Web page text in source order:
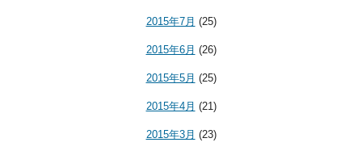
2015年7月 (25)
2015年6月 (26)
2015年5月 (25)
2015年4月 (21)
2015年3月 (23)